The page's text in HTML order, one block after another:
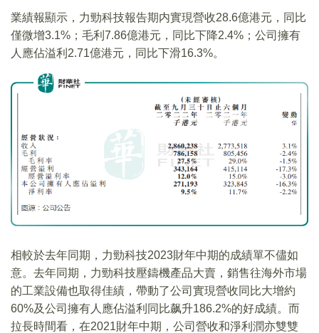
業績報顯示，力勁科技報告期内實現營收28.6億港元，同比
僅微增3.1%；毛利7.86億港元，同比下降2.4%；公司擁有
人應佔溢利2.71億港元，同比下滑16.3%。
相較於去年同期，力勁科技2023財年中期的成績單不儘如
意。去年同期，力勁科技壓鑄機產品大賣，銷售往海外市場
的工業設備也取得佳績，帶動了公司實現營收同比大增約
60%及公司擁有人應佔溢利同比飙升186.2%的好成績。而
拉長時間看，在2021財年中期，公司營收和淨利潤亦雙雙